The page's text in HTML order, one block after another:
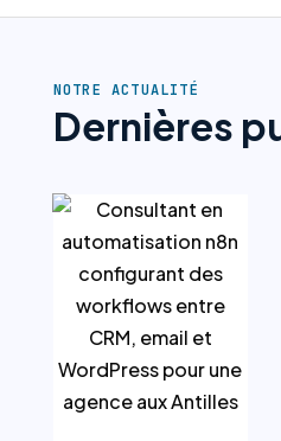
NOTRE ACTUALITÉ
Dernières